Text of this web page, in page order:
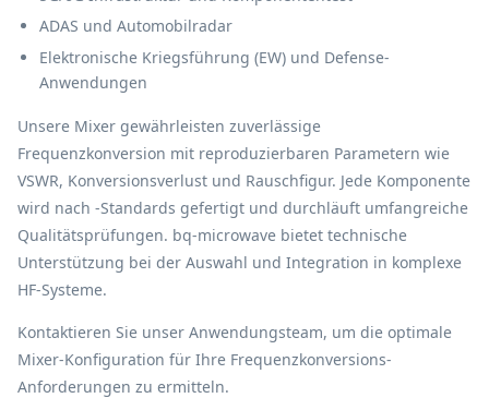
ADAS und Automobilradar
Elektronische Kriegsführung (EW) und Defense-
Anwendungen
Unsere Mixer gewährleisten zuverlässige
Frequenzkonversion mit reproduzierbaren Parametern wie
VSWR, Konversionsverlust und Rauschfigur. Jede Komponente
wird nach -Standards gefertigt und durchläuft umfangreiche
Qualitätsprüfungen. bq-microwave bietet technische
Unterstützung bei der Auswahl und Integration in komplexe
HF-Systeme.
Kontaktieren Sie unser Anwendungsteam, um die optimale
Mixer-Konfiguration für Ihre Frequenzkonversions-
Anforderungen zu ermitteln.